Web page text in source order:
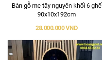
Bàn gỗ me tây nguyên khối 6 ghế
90x10x192cm
28.000.000 VND